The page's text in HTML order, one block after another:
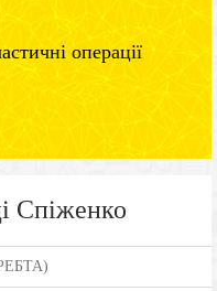
операції
Спіженко